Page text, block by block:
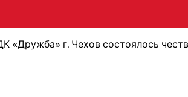
«Дружба» г. Чехов состоялось